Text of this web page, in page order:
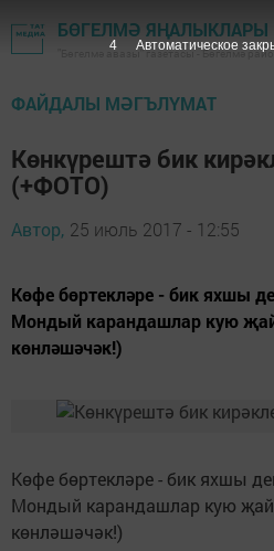
БӨГЕЛМӘ ЯҢАЛЫКЛАРЫ
"Бөгелмә авазы" газетасы - Бөгелмә
ФАЙДАЛЫ МӘГЪЛҮМАТ
Көнкүрештә бик
(+ФОТО)
Автор, 25 июль 2017 - 12:55
Көфе бөртекләре - бик яхшы
Мондый карандашлар кую
көнләшәчәк!)
Көфе бөртекләре - бик яхшы
Мондый карандашлар кую
көнләшәчәк!)
3 Автоматическое